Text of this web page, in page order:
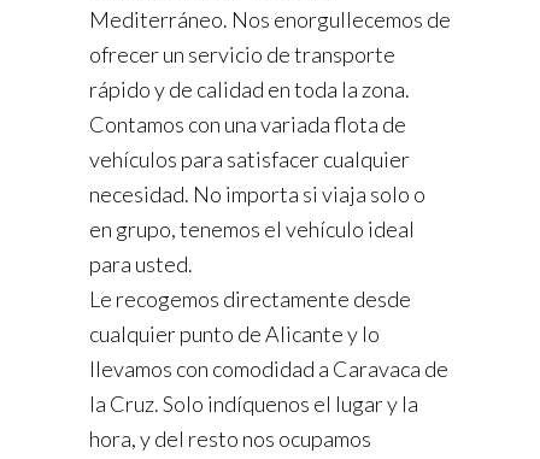
Mediterráneo. Nos enorgullecemos de
ofrecer un servicio de transporte
rápido y de calidad en toda la zona.
Contamos con una variada flota de
vehículos para satisfacer cualquier
necesidad. No importa si viaja solo o
en grupo, tenemos el vehículo ideal
para usted.
Le recogemos directamente desde
cualquier punto de Alicante y lo
llevamos con comodidad a Caravaca de
la Cruz. Solo indíquenos el lugar y la
hora, y del resto nos ocupamos